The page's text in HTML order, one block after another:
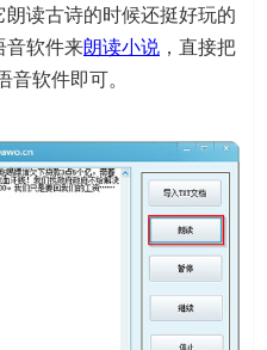
读古诗的时候还挺好玩的
音软件来朗读小说 ，直接把
软件即可。